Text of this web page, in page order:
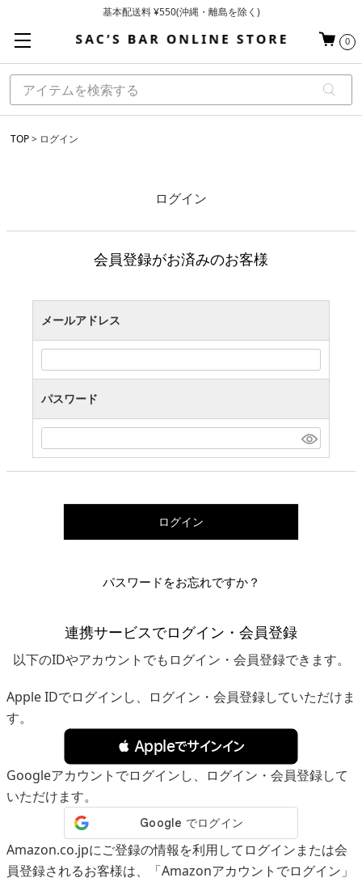
基本配送料 ¥550(沖縄・離島を除く)
お買い上げ合計¥3,980以上で送料無料
0
TOP ログイン
ログイン
会員登録がお済みのお客様
メールアドレス
パスワード
ログイン
パスワードをお忘れですか？
連携サービスでログイン・会員登録
以下のIDやアカウントでもログイン・会員登録できます。
Apple IDでログインし、ログイン・会員登録していただけま
す。
 Appleでサインイン
Googleアカウントでログインし、ログイン・会員登録して
いただけます。
Amazon.co.jpにご登録の情報を利用してログインまたは会
員登録されるお客様は、「Amazonアカウントでログイン」